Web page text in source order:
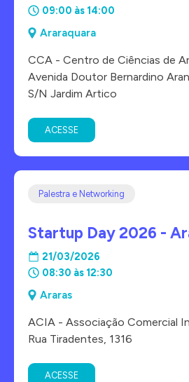
09:00 às 14:00
Araraquara
CCA - Centro de Ciências de
Avenida Doutor Bernardino
S/N Jardim Artico
ACESSE
Palestra e Networking
Startup Day 2026 -
21/03/2026
08:30 às 12:30
Araras
ACIA - Associação Comercial
Rua Tiradentes, 1316
ACESSE